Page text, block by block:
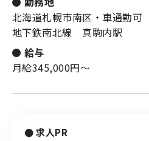
新規登録
キーワード 指定なし
リセット
北海道札幌市南区・車通勤可
地下鉄南北線 真駒内駅
給与
月給345,000円～
求人PR